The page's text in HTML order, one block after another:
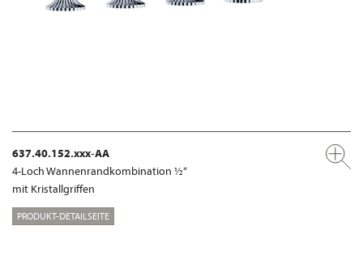
637.40.152.xxx-AA
4-Loch Wannenrandkombination ½“
mit Kristallgriffen
PRODUKT-DETAILSEITE